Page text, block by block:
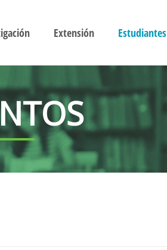
Extensión Estudiantes